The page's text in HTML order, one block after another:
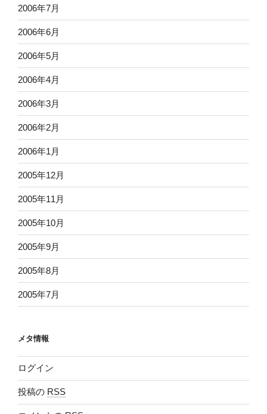
2006年7月
2006年6月
2006年5月
2006年4月
2006年3月
2006年2月
2006年1月
2005年12月
2005年11月
2005年10月
2005年9月
2005年8月
2005年7月
メタ情報
ログイン
投稿の RSS